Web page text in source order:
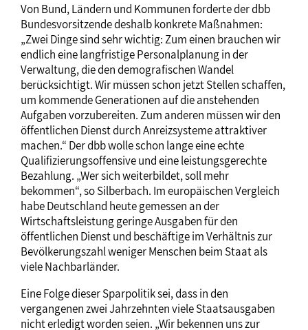
Von Bund, Ländern und Kommunen forderte der dbb
Bundesvorsitzende deshalb konkrete Maßnahmen:
„Zwei Dinge sind sehr wichtig: Zum einen brauchen wir
endlich eine langfristige Personalplanung in der
Verwaltung, die den demografischen Wandel
berücksichtigt. Wir müssen schon jetzt Stellen schaffen,
um kommende Generationen auf die anstehenden
Aufgaben vorzubereiten. Zum anderen müssen wir den
öffentlichen Dienst durch Anreizsysteme attraktiver
machen.“ Der dbb wolle schon lange eine echte
Qualifizierungsoffensive und eine leistungsgerechte
Bezahlung. „Wer sich weiterbildet, soll mehr
bekommen“, so Silberbach. Im europäischen Vergleich
habe Deutschland heute gemessen an der
Wirtschaftsleistung geringe Ausgaben für den
öffentlichen Dienst und beschäftige im Verhältnis zur
Bevölkerungszahl weniger Menschen beim Staat als
viele Nachbarländer.
Eine Folge dieser Sparpolitik sei, dass in den
vergangenen zwei Jahrzehnten viele Staatsausgaben
nicht erledigt worden seien. „Wir bekennen uns zur